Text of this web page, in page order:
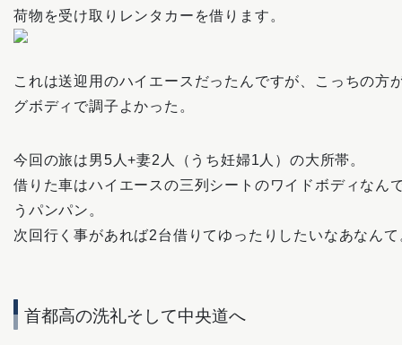
荷物を受け取りレンタカーを借ります。
これは送迎用のハイエースだったんですが、こっちの方
グボディで調子よかった。
今回の旅は男5人+妻2人（うち妊婦1人）の大所帯。
借りた車はハイエースの三列シートのワイドボディなん
うパンパン。
次回行く事があれば2台借りてゆったりしたいなあなんて
首都高の洗礼そして中央道へ